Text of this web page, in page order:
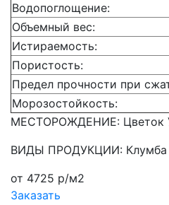
Водопоглощение:
Объемный вес:
Истираемость:
Пористость:
Предел прочности при
Морозостойкость:
МЕСТОРОЖДЕНИЕ: Цветок
ВИДЫ ПРОДУКЦИИ: Клумба
от 4725 р/м2
Заказать